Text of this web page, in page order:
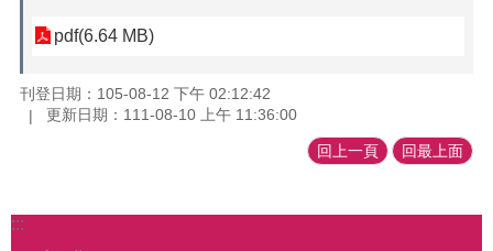
pdf(6.64 MB)
刊登日期：105-08-12 下午 02:12:42
更新日期：111-08-10 上午 11:36:00
回上一頁 回最上面
:::